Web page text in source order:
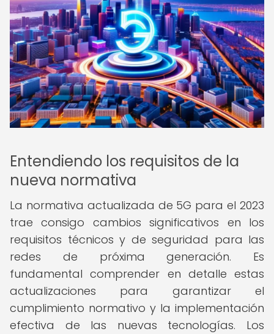
Entendiendo los requisitos de la
nueva normativa
La normativa actualizada de 5G para el 2023
trae consigo cambios significativos en los
requisitos técnicos y de seguridad para las
redes de próxima generación. Es
fundamental comprender en detalle estas
actualizaciones para garantizar el
cumplimiento normativo y la implementación
efectiva de las nuevas tecnologías. Los